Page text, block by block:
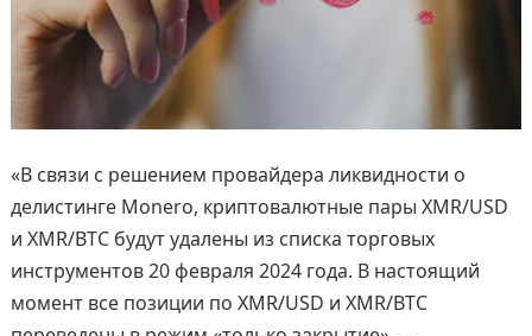
«В связи с решением провайдера ликвидности о
делистинге Monero, криптовалютные пары XMR/USD
и XMR/BTC будут удалены из списка торговых
инструментов 20 февраля 2024 года. В настоящий
момент все позиции по XMR/USD и XMR/BTC